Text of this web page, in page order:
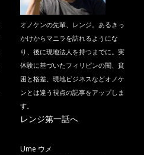
オノケンの先輩、レンジ。あるきっ
かけからマニラを訪れるようにな
り、後に現地法人を持つまでに。実
体験に基づいたフィリピンの闇、貧
困と格差、現地ビジネスなどオノケ
ンとは違う視点の記事をアップしま
す。
レンジ第一話へ
Ume ウメ